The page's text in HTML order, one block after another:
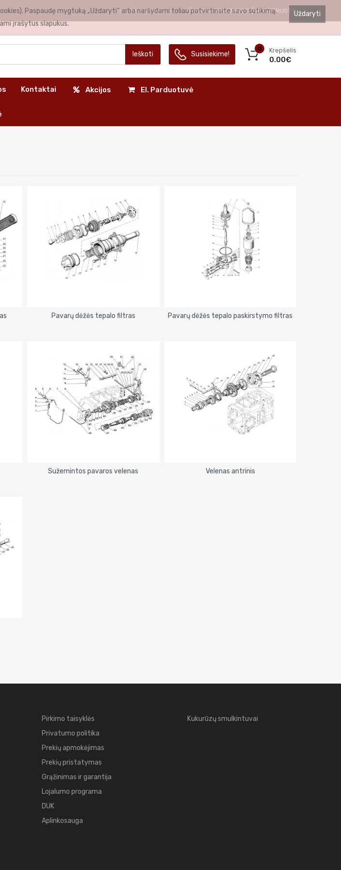
KALBA LIETUVIŲ SVEIKI PRISIJUNGTI REGISTRUOTIS
Ieškoti Krepšelis
0
0.00€
Susisiekime!
Kontaktai Akcijos El. Parduotuvė
Pavarų dėžės tepalo filtras Pavarų dėžės tepalo paskirstymo filtras
Sužemintos pavaros velenas Velenas antrinis
Pirkimo taisyklės
Privatumo politika
Prekių apmokėjimas
Prekių pristatymas
Grąžinimas ir garantija
Lojalumo programa
DUK
Aplinkosauga
Kukurūzų smulkintuvai
Uždaryti
Paspaudę mygtuką „Uždaryti“ arba naršydami toliau patvirtinsite savo sutikimą.
įrašytus slapukus.